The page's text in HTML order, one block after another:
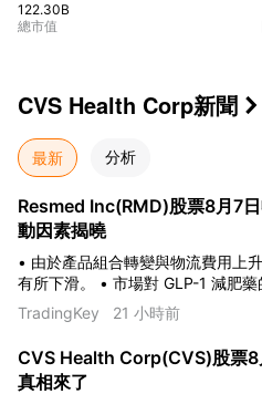
122.30B
總市值
CVS Health Corp新聞 
最新 分析
Resmed Inc(RMD)股票8月7
動因素揭曉
• 由於產品組合轉變與物流費用上
有所下滑。 • 市場對 GLP-1 減肥
的長期成長帶來不確定性。 • 競爭
期獲利能力和投資人情緒造成壓力。
TradingKey 21 小時前
CVS Health Corp(CVS)股票8
真相來了